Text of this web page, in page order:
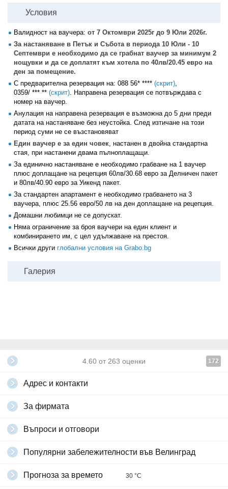
Условия
Валидност на ваучера: от 7 Октомври 2025г до 9 Юли 2026г.
За настаняване в Петък и Събота в периода 10 Юли - 10
Септември е необходимо да се грабнат ваучер за минимум 2
нощувки и да се доплатят към хотела по 40лв/20.45 евро на
ден за помещение.
С предварителна резервация на: 088 56* **** (скрит),
0359/ *** ** (скрит). Направена резервация се потвърждава с
номер на ваучер.
Анулация на направена резервация е възможна до 5 дни преди
датата на настаняване без неустойка. След изтичане на този
период суми не се възстановяват
Един ваучер е за един човек, настанен в двойна стандартна
стая, при настанени двама пълноплащащи.
За единично настаняване е необходимо грабване на 1 ваучер
плюс доплащане на рецепция 60лв/30.68 евро за Делничен пакет
и 80лв/40.90 евро за Уикенд пакет.
За стандартен апартамент е необходимо грабването на 3
ваучера, плюс 25.56 евро/50 лв на ден доплащане на рецепция.
Домашни любимци не се допускат.
Няма ограничение за броя ваучери на един клиент и
комбинирането им, с цел удължаване на престоя.
Всички други глобални условия на Grabo.bg
Галерия
4.60 от 263 оценки 172
Адрес и контакти
За фирмата
Въпроси и отговори
Популярни забележителности във Велинград
Прогноза за времето 30 °C